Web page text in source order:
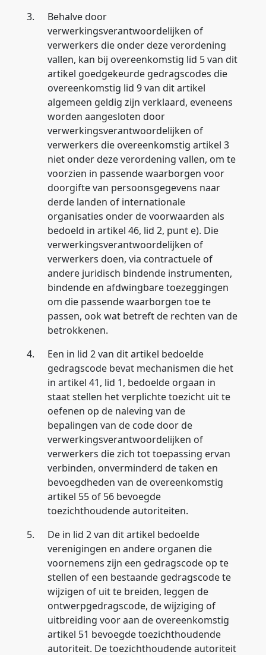
3.
Behalve door
verwerkingsverantwoordelijken of
verwerkers die onder deze verordening
vallen, kan bij overeenkomstig lid 5 van dit
artikel goedgekeurde gedragscodes die
overeenkomstig lid 9 van dit artikel
algemeen geldig zijn verklaard, eveneens
worden aangesloten door
verwerkingsverantwoordelijken of
verwerkers die overeenkomstig artikel 3
niet onder deze verordening vallen, om te
voorzien in passende waarborgen voor
doorgifte van persoonsgegevens naar
derde landen of internationale
organisaties onder de voorwaarden als
bedoeld in artikel 46, lid 2, punt e). Die
verwerkingsverantwoordelijken of
verwerkers doen, via contractuele of
andere juridisch bindende instrumenten,
bindende en afdwingbare toezeggingen
om die passende waarborgen toe te
passen, ook wat betreft de rechten van de
betrokkenen.
4.
Een in lid 2 van dit artikel bedoelde
gedragscode bevat mechanismen die het
in artikel 41, lid 1, bedoelde orgaan in
staat stellen het verplichte toezicht uit te
oefenen op de naleving van de
bepalingen van de code door de
verwerkingsverantwoordelijken of
verwerkers die zich tot toepassing ervan
verbinden, onverminderd de taken en
bevoegdheden van de overeenkomstig
artikel 55 of 56 bevoegde
toezichthoudende autoriteiten.
5.
De in lid 2 van dit artikel bedoelde
verenigingen en andere organen die
voornemens zijn een gedragscode op te
stellen of een bestaande gedragscode te
wijzigen of uit te breiden, leggen de
ontwerpgedragscode, de wijziging of
uitbreiding voor aan de overeenkomstig
artikel 51 bevoegde toezichthoudende
autoriteit. De toezichthoudende autoriteit